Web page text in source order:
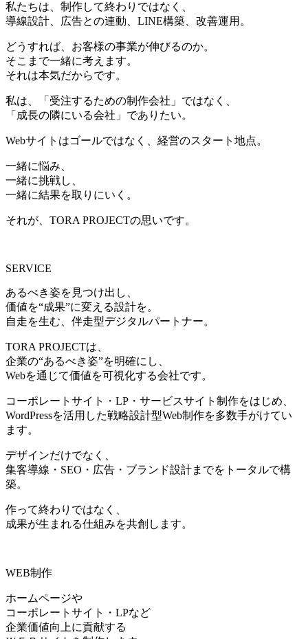
私たちは、制作して終わりではなく、
導線設計、広告との連動、LINE構築、改善運用。
どうすれば、お客様の事業が伸びるのか。
そこまで一緒に考えます。
それは本気だからです。
私は、「受注するための制作会社」ではなく、
「成長の隣にいる会社」でありたい。
Webサイトはゴールではなく、経営のスタート地点。
一緒に悩み、
一緒に挑戦し、
一緒に結果を取りにいく。
それが、TORA PROJECTの思いです。
SERVICE
あるべき姿を見つけ出し、
価値を“成果”に変える設計を。
自走を生む、伴走型デジタルパートナー。
TORA PROJECTは、
企業の“あるべき姿”を明確にし、
Webを通じて価値を可視化する会社です。
コーポレートサイト・LP・サービスサイト制作をはじめ、
WordPressを活用した戦略設計型Web制作を多数手がけてい
ます。
デザインだけでなく、
集客導線・SEO・広告・ブランド設計までをトータルで構
築。
作って終わりではなく、
成果が生まれる仕組みを共創します。
WEB制作
ホームページや
コーポレートサイト・LPなど
企業価値向上に貢献する